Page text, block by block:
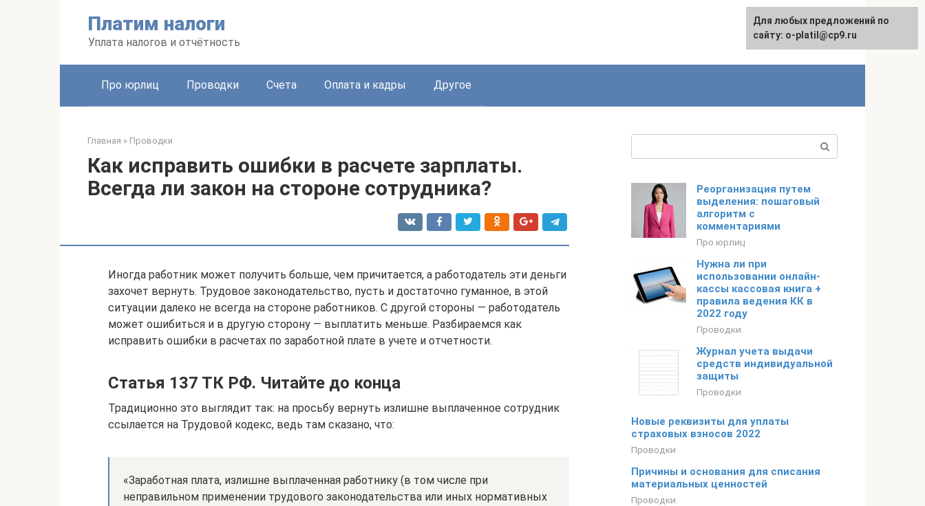
Платим налоги
Уплата налогов и отчётность
Про юрлиц Проводки Счета Оплата и кадры Другое
Главная » Проводки
Как исправить ошибки в расчете зарплаты.
Всегда ли закон на стороне сотрудника?
Иногда работник может получить больше, чем причитается, а работодатель эти деньги
захочет вернуть. Трудовое законодательство, пусть и достаточно гуманное, в этой
ситуации далеко не всегда на стороне работников. С другой стороны — работодатель
может ошибиться и в другую сторону — выплатить меньше. Разбираемся как
исправить ошибки в расчетах по заработной плате в учете и отчетности.
Статья 137 ТК РФ. Читайте до конца
Традиционно это выглядит так: на просьбу вернуть излишне выплаченное сотрудник
ссылается на Трудовой кодекс, ведь там сказано, что:
«Заработная плата, излишне выплаченная работнику (в том числе при
неправильном применении трудового законодательства или иных нормативных
Реорганизация путем
выделения: пошаговый
алгоритм с
комментариями
Про юрлиц
Нужна ли при
использовании онлайн-
кассы кассовая книга +
правила ведения КК в
2022 году
Проводки
Журнал учета выдачи
средств индивидуальной
защиты
Проводки
Новые реквизиты для уплаты
страховых взносов 2022
Проводки
Причины и основания для списания
материальных ценностей
Проводки
Для любых предложений по
сайту: o-platil@cp9.ru